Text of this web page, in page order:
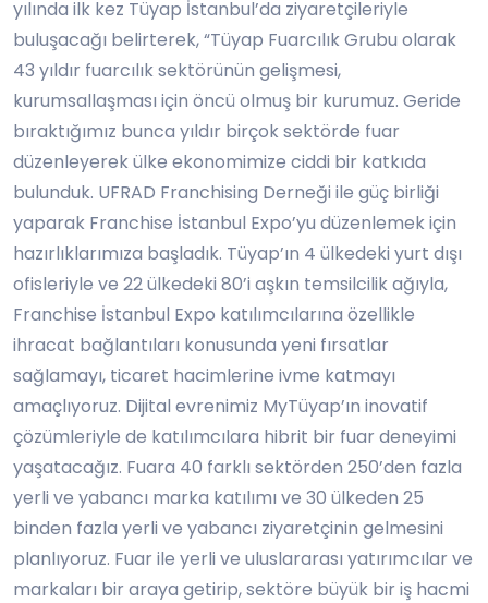
yılında ilk kez Tüyap İstanbul’da ziyaretçileriyle
buluşacağı belirterek, “Tüyap Fuarcılık Grubu olarak
43 yıldır fuarcılık sektörünün gelişmesi,
kurumsallaşması için öncü olmuş bir kurumuz. Geride
bıraktığımız bunca yıldır birçok sektörde fuar
düzenleyerek ülke ekonomimize ciddi bir katkıda
bulunduk. UFRAD Franchising Derneği ile güç birliği
yaparak Franchise İstanbul Expo’yu düzenlemek için
hazırlıklarımıza başladık. Tüyap’ın 4 ülkedeki yurt dışı
ofisleriyle ve 22 ülkedeki 80’i aşkın temsilcilik ağıyla,
Franchise İstanbul Expo katılımcılarına özellikle
ihracat bağlantıları konusunda yeni fırsatlar
sağlamayı, ticaret hacimlerine ivme katmayı
amaçlıyoruz. Dijital evrenimiz MyTüyap’ın inovatif
çözümleriyle de katılımcılara hibrit bir fuar deneyimi
yaşatacağız. Fuara 40 farklı sektörden 250’den fazla
yerli ve yabancı marka katılımı ve 30 ülkeden 25
binden fazla yerli ve yabancı ziyaretçinin gelmesini
planlıyoruz. Fuar ile yerli ve uluslararası yatırımcılar ve
markaları bir araya getirip, sektöre büyük bir iş hacmi